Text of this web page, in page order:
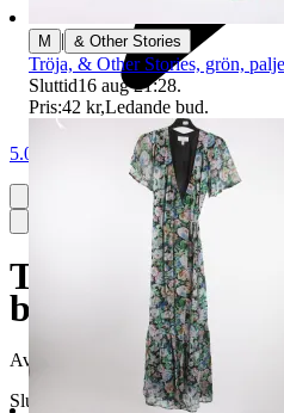
5.0
Tröja, & Other
beige, blå,
Avslutad
14 jun 20:44
Slutpris
M | & Other Stories
Tröja, & Other Stories, grön,
Sluttid16 aug 21:28.
Pris:42 kr,Ledande bud.